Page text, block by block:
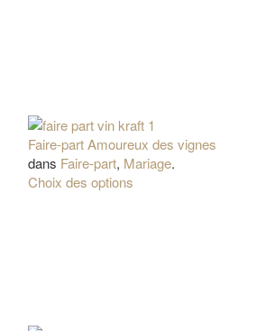
Faire-part Amoureux des vignes
dans Faire-part, Mariage.
Choix des options